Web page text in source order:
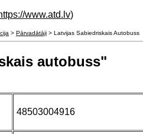
www.atd.lv)
> Pārvadātāji > Latvijas Sabiedriskais Autobuss
autobuss"
48503004916